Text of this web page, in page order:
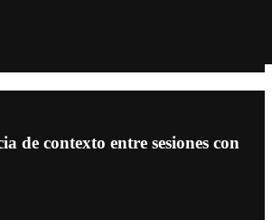
de contexto entre sesiones con